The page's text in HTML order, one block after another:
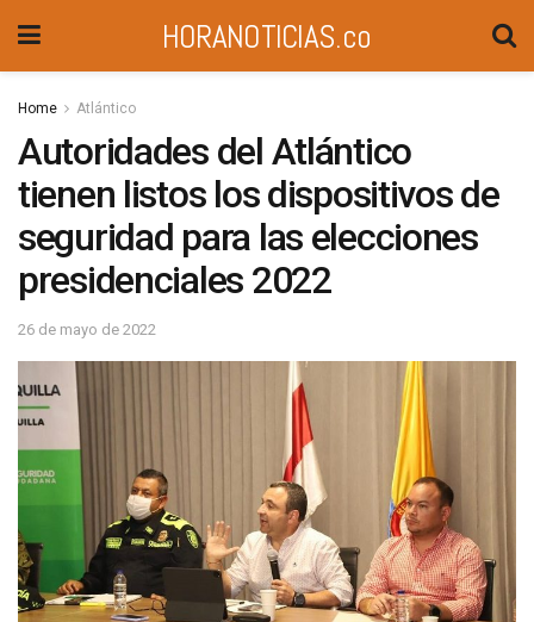
HORANOTICIAS.co
Home Atlántico
Autoridades del Atlántico
tienen listos los dispositivos de
seguridad para las elecciones
presidenciales 2022
26 de mayo de 2022